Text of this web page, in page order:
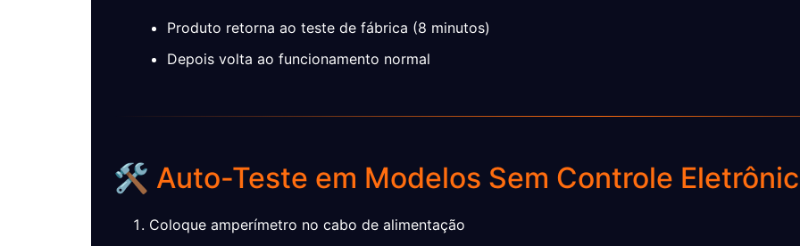
Produto retorna ao teste de fábrica (8 minutos)
Depois volta ao funcionamento normal
🛠️ Auto-Teste em Modelos Sem Controle
Coloque amperímetro no cabo de alimentação